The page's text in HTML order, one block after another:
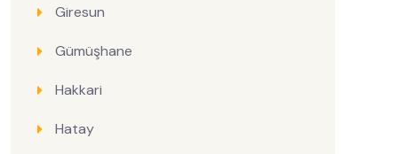
Giresun
Gümüşhane
Hakkari
Hatay